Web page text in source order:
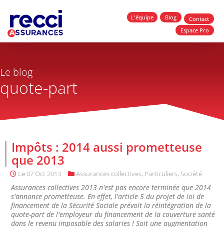
L'équipe Blog
Contact
Espace Pro
Le blog
quote-part
Impôts : 2014 aussi prometteuse
que 2013
Le07 Oct 2013 Assurances collectives, Particuliers, Société
Assurances collectives 2013 n'est pas encore terminée que 2014
s'annonce prometteuse. En effet, l'article 5 du projet de loi de
financement de la Sécurité Sociale prévoit la réintégration de la
quote-part de l'employeur du financement de la couverture santé
dans le revenu imposable des salaries ! Soit une augmentation